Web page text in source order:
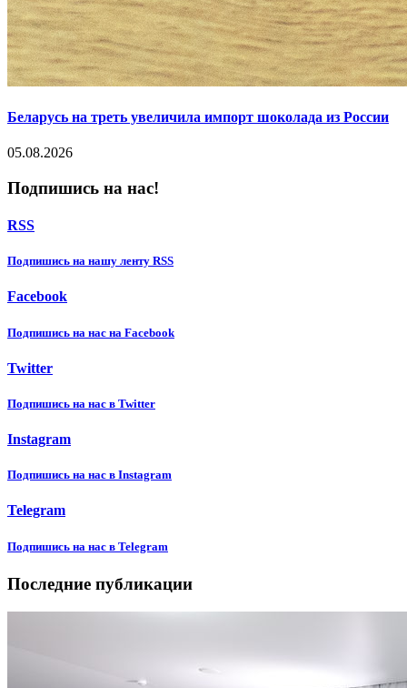
Беларусь на треть увеличила импорт шоколада из России
05.08.2026
Подпишись на нас!
RSS
Подпишиcь на нашу ленту RSS
Facebook
Подпишиcь на нас на Facebook
Twitter
Подпишиcь на нас в Twitter
Instagram
Подпишиcь на нас в Instagram
Telegram
Подпишиcь на нас в Telegram
Последние публикации